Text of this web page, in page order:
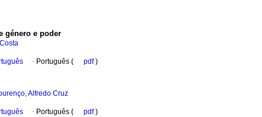
género e poder
· Português ( pdf)
Alfredo Cruz
· Português ( pdf)